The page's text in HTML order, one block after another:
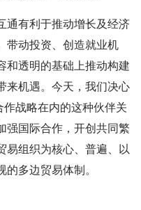
通有利于推动增长及经济
带动投资、创造就业机
和透明的基础上推动构建
来机遇。今天，我们决心
作战略在内的这种伙伴关
强国际合作，开创共同繁
易组织为核心、普遍、以
多边贸易体制。